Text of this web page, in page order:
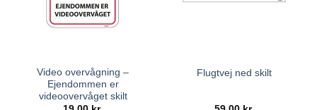
Video overvågning –
Ejendommen er
videoovervåget skilt
Flugtvej ned skilt